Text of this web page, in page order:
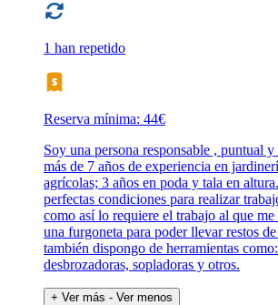
1 han repetido
Reserva mínima: 44€
Soy una persona responsable , puntual
más de 7 años de experiencia en
agrícolas; 3 años en poda y tala en
perfectas condiciones para realizar
como así lo requiere el trabajo al que
una furgoneta para poder llevar restos
también dispongo de herramientas
desbrozadoras, sopladoras y otros.
+ Ver más - Ver menos